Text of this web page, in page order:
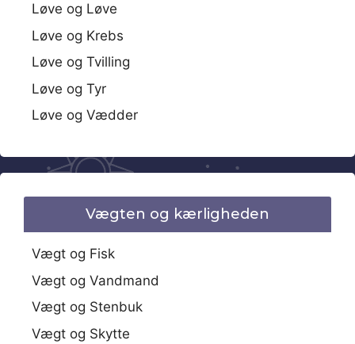
Løve og Løve
Løve og Krebs
Løve og Tvilling
Løve og Tyr
Løve og Vædder
Vægten og kærligheden
Vægt og Fisk
Vægt og Vandmand
Vægt og Stenbuk
Vægt og Skytte